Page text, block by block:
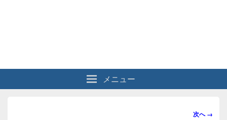
メニュー
画
次へ →